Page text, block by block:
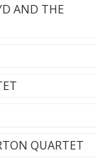
AND THE
QUARTET